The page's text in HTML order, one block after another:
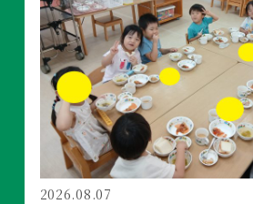
2026.08.07